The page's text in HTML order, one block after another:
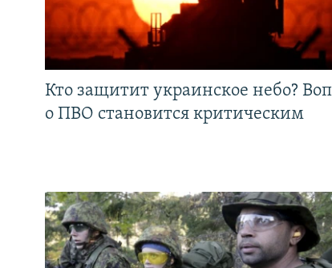
Кто защитит украинское небо?
о ПВО становится критическим